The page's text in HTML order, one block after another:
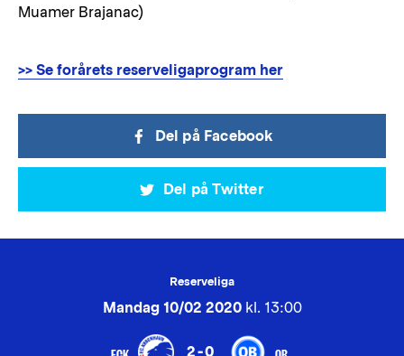
Muamer Brajanac)
>> Se forårets reserveligaprogram her
Del på Facebook
Del på Twitter
Reserveliga
Mandag 10/02 2020kl. 13:00
2-0